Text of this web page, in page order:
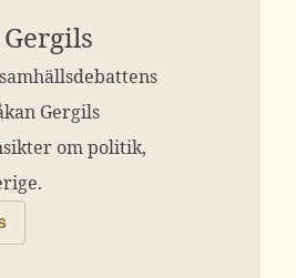
Gergils
om politik,